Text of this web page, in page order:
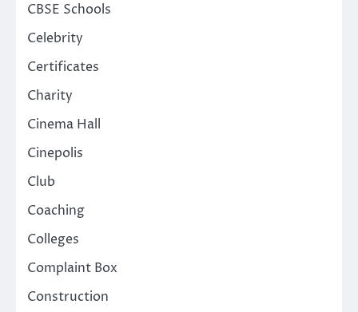
CBSE Schools
Celebrity
Certificates
Charity
Cinema Hall
Cinepolis
Club
Coaching
Colleges
Complaint Box
Construction